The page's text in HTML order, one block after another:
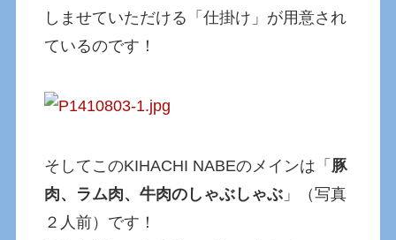
しませていただける「仕掛け」が用意され
ているのです！
そしてこのKIHACHI NABEのメインは「 豚
肉、ラム肉、牛肉のしゃぶしゃぶ 」（写真
２人前）です！